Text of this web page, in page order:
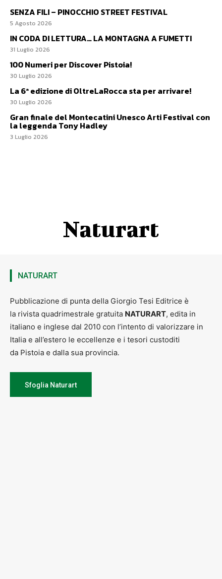
SENZA FILI – PINOCCHIO STREET FESTIVAL
5 Agosto 2026
IN CODA DI LETTURA… LA MONTAGNA A FUMETTI
31 Luglio 2026
100 Numeri per Discover Pistoia!
30 Luglio 2026
La 6ª edizione di OltreLaRocca sta per arrivare!
30 Luglio 2026
Gran finale del Montecatini Unesco Arti Festival con
la leggenda Tony Hadley
3 Luglio 2026
Naturart
NATURART
Pubblicazione di punta della Giorgio Tesi Editrice è
la rivista quadrimestrale gratuita NATURART, edita in
italiano e inglese dal 2010 con l’intento di valorizzare in
Italia e all’estero le eccellenze e i tesori custoditi
da Pistoia e dalla sua provincia.
Sfoglia Naturart